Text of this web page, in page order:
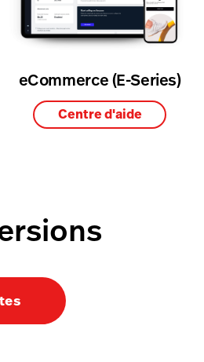
eCommerce (E-Series)
Centre d'aide